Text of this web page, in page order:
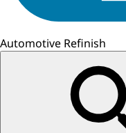
Automotive Refinish